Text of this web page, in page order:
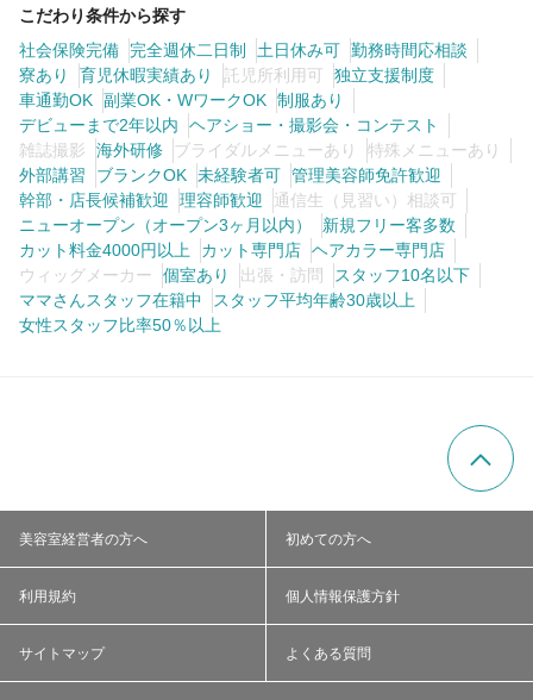
こだわり条件から探す
社会保険完備
完全週休二日制 土日休み可 勤務時間応相談
寮あり
育児休暇実績あり 託児所利用可
独立支援制度
車通勤OK 副業OK・WワークOK 制服あり
デビューまで2年以内
ヘアショー・撮影会・コンテスト
雑誌撮影
海外研修 ブライダルメニューあり
特殊メニューあり
外部講習
ブランクOK 未経験者可 管理美容師免許歓迎
幹部・店長候補歓迎
理容師歓迎
通信生（見習い）相談可
ニューオープン（オープン3ヶ月以内）
新規フリー客多数
カット料金4000円以上
カット専門店 ヘアカラー専門店
ウィッグメーカー
個室あり 出張・訪問
スタッフ10名以下
ママさんスタッフ在籍中
スタッフ平均年齢30歳以上
女性スタッフ比率50％以上
美容室経営者の方へ 初めての方へ
利用規約 個人情報保護方針
サイトマップ よくある質問